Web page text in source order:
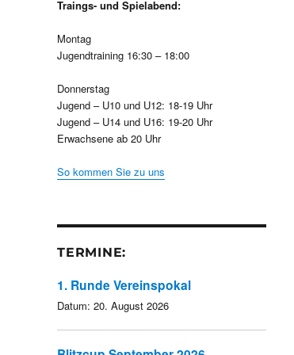
Traings- und Spielabend:
Montag
Jugendtraining 16:30 – 18:00
Donnerstag
Jugend – U10 und U12: 18-19 Uhr
Jugend – U14 und U16: 19-20 Uhr
Erwachsene ab 20 Uhr
So kommen Sie zu uns
TERMINE:
1. Runde Vereinspokal
Datum: 20. August 2026